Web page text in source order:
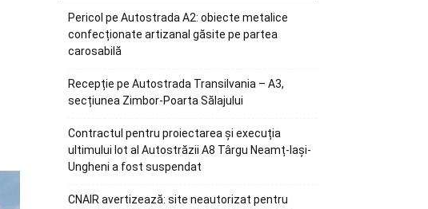
Pericol pe Autostrada A2: obiecte metalice
confecționate artizanal găsite pe partea
carosabilă
Recepție pe Autostrada Transilvania – A3,
secțiunea Zimbor-Poarta Sălajului
Contractul pentru proiectarea și execuția
ultimului lot al Autostrăzii A8 Târgu Neamț-Iași-
Ungheni a fost suspendat
CNAIR avertizează: site neautorizat pentru